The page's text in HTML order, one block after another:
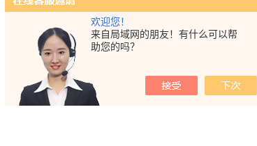
欢迎您！
来自局域网的朋友！有什么可以帮
助您的吗？